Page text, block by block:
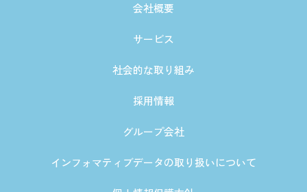
会社概要
サービス
社会的な取り組み
採用情報
グループ会社
インフォマティブデータの取り扱いについて